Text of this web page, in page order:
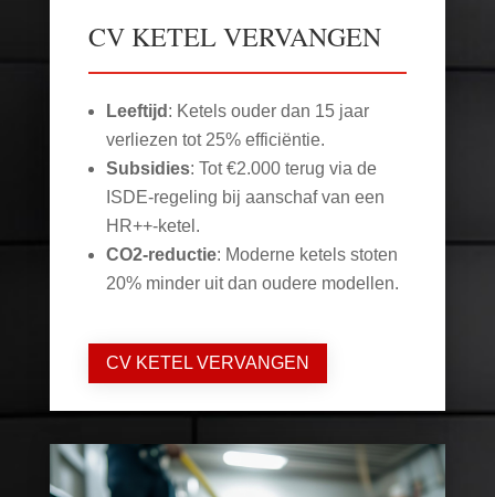
CV KETEL VERVANGEN
Leeftijd : Ketels ouder dan 15 jaar
verliezen tot 25% efficiëntie.
Subsidies: Tot €2.000 terug via de
ISDE-regeling bij aanschaf van een
HR++-ketel.
CO2-reductie: Moderne ketels stoten
20% minder uit dan oudere modellen.
CV KETEL VERVANGEN